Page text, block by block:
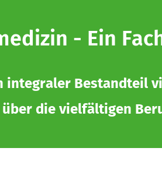
- Ein
integraler Bestandteil
über die vielfältigen